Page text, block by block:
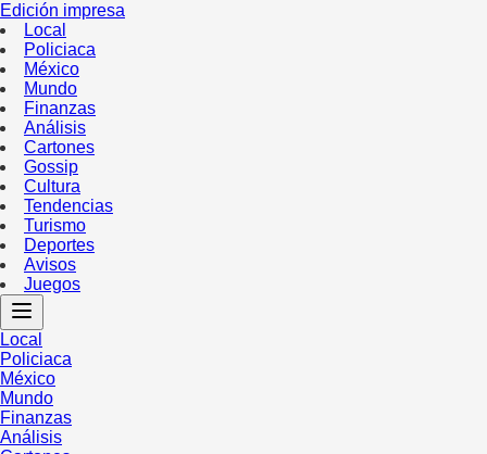
Edición impresa
Local
Policiaca
México
Mundo
Finanzas
Análisis
Cartones
Gossip
Cultura
Tendencias
Turismo
Deportes
Avisos
Juegos
Local
Policiaca
México
Mundo
Finanzas
Análisis